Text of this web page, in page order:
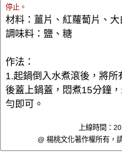
停止。
材料：薑片、紅蘿蔔片、
調味料：鹽、糖
作法：
1.起鍋倒入水煮滾後，將所
後蓋上鍋蓋，悶煮15分鐘
勻即可。
上線時間：
@ 楊桃文化著作權所有，